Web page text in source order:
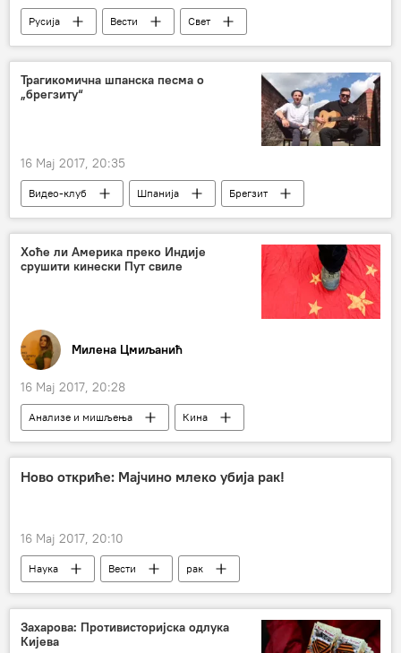
Русија Вести
Свет
Андреј Крутских
ЦИА
Трагикомична шпанска песма о
„брегзиту“
16 Мај 2017, 20:35
Видео-клуб Шпанија Брегзит
Хоће ли Америка преко Индије
срушити кинески Пут свиле
Милена Цмиљанић
16 Мај 2017, 20:28
Анализе и мишљења
Кина
Један појас - један пут
Ново откриће: Мајчино млеко убија рак!
16 Мај 2017, 20:10
Наука Вести
рак
мајчино млеко
Захарова: Противисторијска одлука
Кијева